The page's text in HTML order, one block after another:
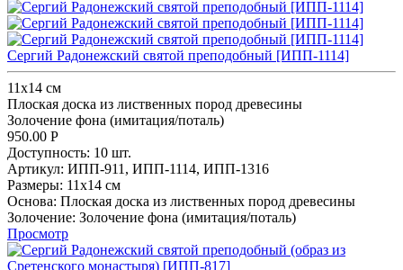
Сергий Радонежский святой преподобный [ИПП-1114]
11х14 см
Плоская доска из лиственных пород древесины
Золочение фона (имитация/поталь)
950.00 Р
Доступность: 10 шт.
Артикул: ИПП-911, ИПП-1114, ИПП-1316
Размеры: 11х14 см
Основа: Плоская доска из лиственных пород древесины
Золочение: Золочение фона (имитация/поталь)
Просмотр